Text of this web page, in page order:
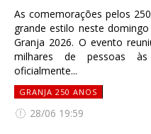
As comemorações pelos
grande estilo neste
Granja 2026. O evento
milhares de pessoas
oficialmente...
GRANJA 250 ANOS
28/06 19:59